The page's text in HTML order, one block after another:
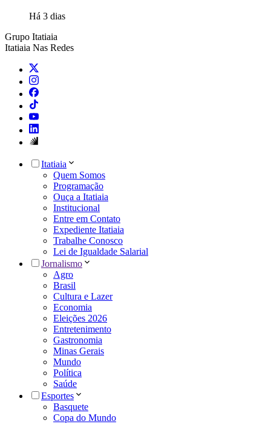
Há 3 dias
Grupo Itatiaia
Itatiaia Nas Redes
Itatiaia
Quem Somos
Programação
Ouça a Itatiaia
Institucional
Entre em Contato
Expediente Itatiaia
Trabalhe Conosco
Lei de Igualdade Salarial
Jornalismo
Agro
Brasil
Cultura e Lazer
Economia
Eleições 2026
Entretenimento
Gastronomia
Minas Gerais
Mundo
Política
Saúde
Esportes
Basquete
Copa do Mundo